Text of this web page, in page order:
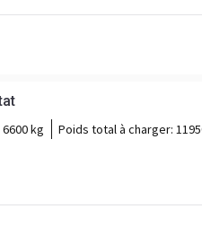
6600 kg Poids total à charger: